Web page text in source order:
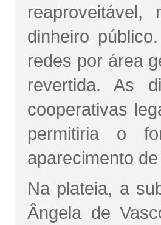
dinheiro
redes por área
revertida. As
cooperativas
permitiria o
aparecimento
Na plateia, a
Ângela de